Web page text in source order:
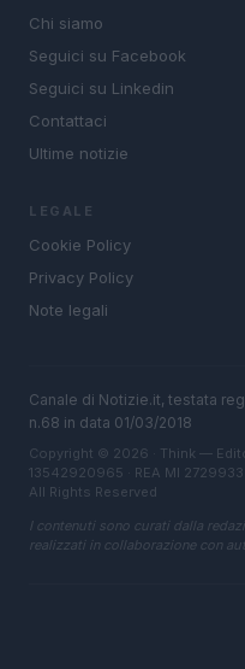
Chi siamo
Seguici su Facebook
Seguici su Linkedin
Contattaci
Ultime notizie
LEGALE
Cookie Policy
Privacy Policy
Note legali
Canale di Notizie.it, testata
n.68 in data 01/03/2018
Copyright © 2026 · Think —
13542920965 · REA MI 2729933
All Rights Reserved
I contenuti sono curati dalla
realizzati in collaborazione con